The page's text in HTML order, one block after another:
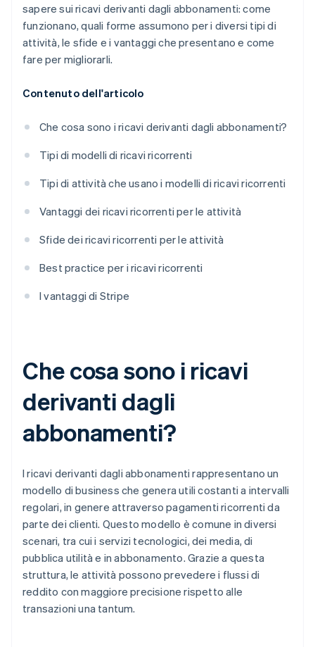
sapere sui ricavi derivanti dagli abbonamenti: come
funzionano, quali forme assumono per i diversi tipi di
attività, le sfide e i vantaggi che presentano e come
fare per migliorarli.
Contenuto dell'articolo
Che cosa sono i ricavi derivanti dagli abbonamenti?
Tipi di modelli di ricavi ricorrenti
Tipi di attività che usano i modelli di ricavi ricorrenti
Vantaggi dei ricavi ricorrenti per le attività
Sfide dei ricavi ricorrenti per le attività
Best practice per i ricavi ricorrenti
I vantaggi di Stripe
Che cosa sono i ricavi
derivanti dagli
abbonamenti?
I ricavi derivanti dagli abbonamenti rappresentano un
modello di business che genera utili costanti a intervalli
regolari, in genere attraverso pagamenti ricorrenti da
parte dei clienti. Questo modello è comune in diversi
scenari, tra cui i servizi tecnologici, dei media, di
pubblica utilità e in abbonamento. Grazie a questa
struttura, le attività possono prevedere i flussi di
reddito con maggiore precisione rispetto alle
transazioni una tantum.